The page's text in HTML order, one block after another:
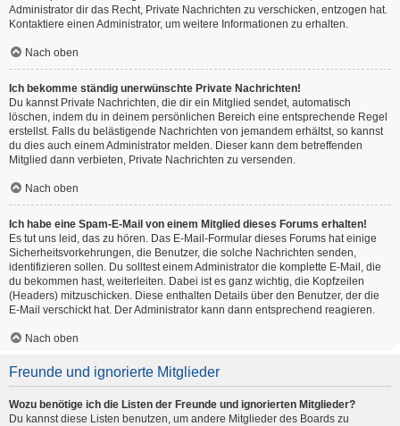
Administrator dir das Recht, Private Nachrichten zu verschicken, entzogen hat.
Kontaktiere einen Administrator, um weitere Informationen zu erhalten.
Nach oben
Ich bekomme ständig unerwünschte Private Nachrichten!
Du kannst Private Nachrichten, die dir ein Mitglied sendet, automatisch
löschen, indem du in deinem persönlichen Bereich eine entsprechende Regel
erstellst. Falls du belästigende Nachrichten von jemandem erhältst, so kannst
du dies auch einem Administrator melden. Dieser kann dem betreffenden
Mitglied dann verbieten, Private Nachrichten zu versenden.
Nach oben
Ich habe eine Spam-E-Mail von einem Mitglied dieses Forums erhalten!
Es tut uns leid, das zu hören. Das E-Mail-Formular dieses Forums hat einige
Sicherheitsvorkehrungen, die Benutzer, die solche Nachrichten senden,
identifizieren sollen. Du solltest einem Administrator die komplette E-Mail, die
du bekommen hast, weiterleiten. Dabei ist es ganz wichtig, die Kopfzeilen
(Headers) mitzuschicken. Diese enthalten Details über den Benutzer, der die
E-Mail verschickt hat. Der Administrator kann dann entsprechend reagieren.
Nach oben
Freunde und ignorierte Mitglieder
Wozu benötige ich die Listen der Freunde und ignorierten Mitglieder?
Du kannst diese Listen benutzen, um andere Mitglieder des Boards zu